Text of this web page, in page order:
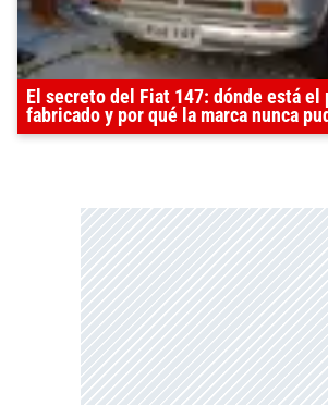
El secreto del Fiat 147: dónde está
fabricado y por qué la marca nunca